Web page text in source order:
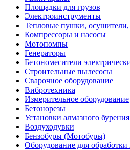
Площадки для грузов
Электроинструменты
Тепловые пушки, осушители,
Компрессоры и насосы
Мотопомпы
Генераторы
Бетономесители
Строительные пылесосы
Сварочное оборудование
Вибротехника
Измерительное оборудование
Бетонорезы
Установки алмазного бурения
Воздуходувки
Бензобуры (Мотобуры)
Оборудование для обработки